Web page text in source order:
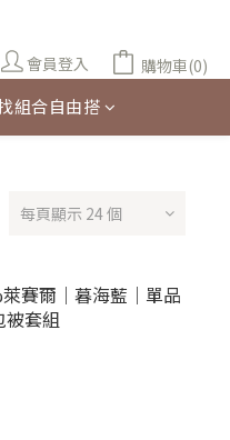
會員登入 購物車(0)
組合自由搭
每頁顯示 24 個